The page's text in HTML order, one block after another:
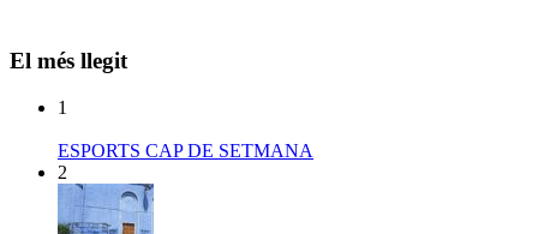
El més llegit
1
ESPORTS CAP DE SETMANA
2